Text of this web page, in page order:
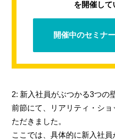
を開催して
開催中のセミナ
2: 新入社員がぶつかる3つの
前節にて、リアリティ・シ
ただきました。
ここでは、具体的に新入社